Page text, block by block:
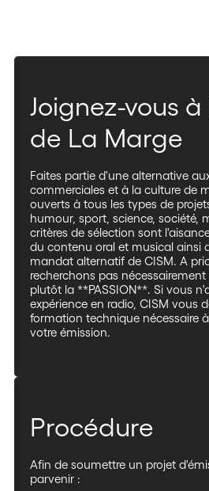
Joignez-vous
de La Marge
Faites partie d'une alternative
commerciales et à la culture de
ouverts à tous les types de
humour, sport, science, société,
critères de sélection sont
du contenu oral et musical ainsi
mandat alternatif de CISM. A
recherchons pas nécessairement
plutôt la **PASSION**. Si vous
expérience en radio, CISM vous
formation technique nécessaire
votre émission.
Procédure
Afin de soumettre un projet
parvenir :